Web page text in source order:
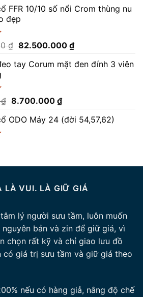
là:
41.000.000 ₫.
tại
FFR 10/10 số nổi Crom thùng nu
đẹp
₫ Giá
là:
82.500.000 ₫Giá
tại
tay Corum mặt đen đính 3 viên
₫ Giá
là:
8.700.000 ₫Giá
tại
ODO Máy 24 (đời 54,57,62)
LÀ VUI. LÀ GIỮ GIÁ
lý người sưu tầm, luôn muốn
bản và zin để giữ giá, vì
chọn rất kỹ và chỉ giao lưu đồ
có giá trị sưu tầm và giữ giá theo
nếu có hàng giả, nâng độ chế